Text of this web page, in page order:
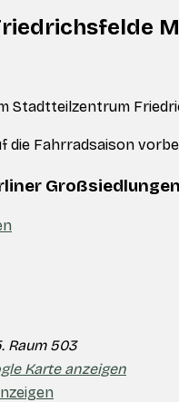
Stadtteilzentrum
die Fahrradsaison
Raum 503
Karte anzeigen